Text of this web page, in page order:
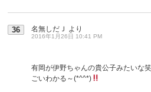
36 名無しだＪ より
2016年1月26日 10:41 PM
有岡が伊野ちゃんの貴公子みたいな
ごいわかる～(*^^*)